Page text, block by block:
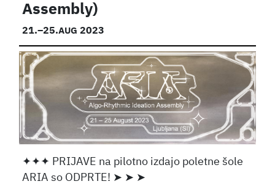
Assembly)
21.–25.AUG2023
✦✦✦ PRIJAVE na pilotno izdajo poletne šole
ARIA so ODPRTE! ➤ ➤ ➤